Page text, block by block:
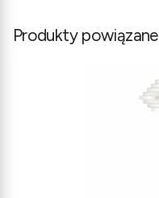
Produkty powiązane